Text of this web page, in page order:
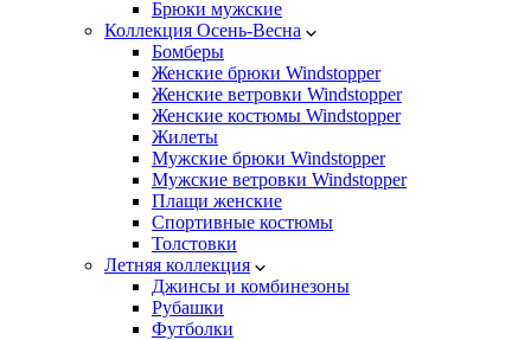
Брюки мужские
Коллекция Осень-Весна
Бомберы
Женские брюки Windstopper
Женские ветровки Windstopper
Женские костюмы Windstopper
Жилеты
Мужские брюки Windstopper
Мужские ветровки Windstopper
Плащи женские
Спортивные костюмы
Толстовки
Летняя коллекция
Джинсы и комбинезоны
Рубашки
Футболки